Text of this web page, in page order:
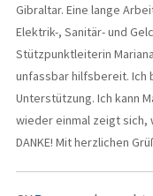
Gibraltar. Eine lange
Elektrik-, Sanitär- und
Stützpunktleiterin
unfassbar hilfsbereit. Ich
Unterstützung. Ich kann
wieder einmal zeigt sich,
DANKE! Mit herzlichen